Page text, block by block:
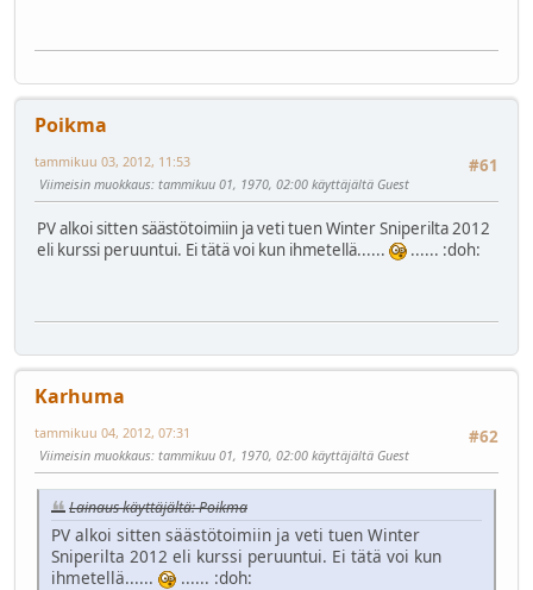
Poikma
#61
tammikuu 03, 2012, 11:53
Viimeisin muokkaus: tammikuu 01, 1970, 02:00 käyttäjältä Guest
PV alkoi sitten säästötoimiin ja veti tuen Winter Sniperilta 2012
eli kurssi peruuntui. Ei tätä voi kun ihmetellä......
...... :doh:
Karhuma
#62
tammikuu 04, 2012, 07:31
Viimeisin muokkaus: tammikuu 01, 1970, 02:00 käyttäjältä Guest
Lainaus käyttäjältä: Poikma
PV alkoi sitten säästötoimiin ja veti tuen Winter
Sniperilta 2012 eli kurssi peruuntui. Ei tätä voi kun
ihmetellä......
...... :doh: